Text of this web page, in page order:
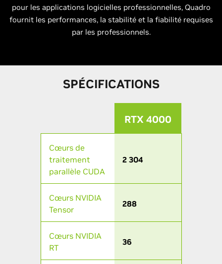
pour les applications logicielles professionnelles, Quadro
fournit les performances, la stabilité et la fiabilité requises
par les professionnels.
SPÉCIFICATIONS
RTX 4000
Cœurs de
traitement
parallèle CUDA
2 304
Cœurs NVIDIA
Tensor
288
Cœurs NVIDIA
RT
36